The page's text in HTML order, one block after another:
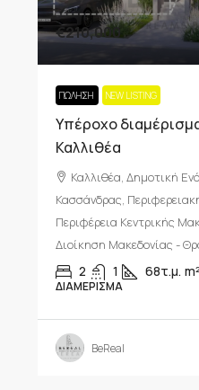
€210,000
ΠΏΛΗΣΗ NEW LISTING
Υπέροχο
Καλλιθέα
Καλλιθέα, Δημοτική
Κασσάνδρας,
Περιφέρεια Κεντρικής
Διοίκηση Μακεδονίας -
2 1 68τ.μ. m²
ΔΙΑΜΈΡΙΣΜΑ
BeReal